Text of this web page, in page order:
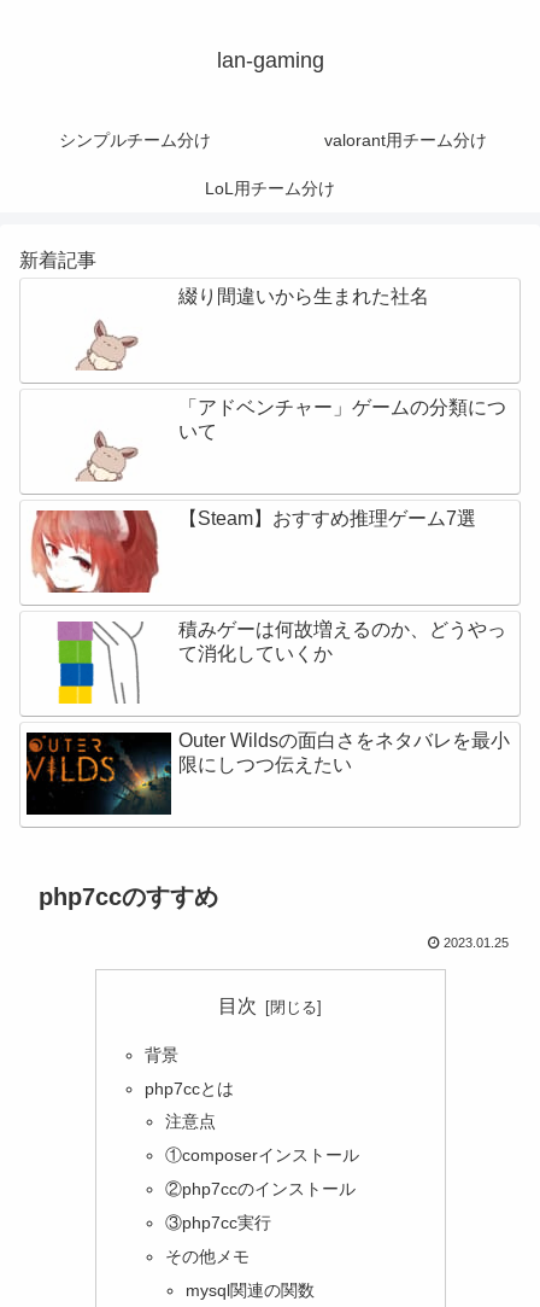
lan-gaming
シンプルチーム分け valorant用チーム分け
LoL用チーム分け
新着記事
綴り間違いから生まれた社名
「アドベンチャー」ゲームの分類につ
いて
【Steam】おすすめ推理ゲーム7選
積みゲーは何故増えるのか、どうやっ
て消化していくか
Outer Wildsの面白さをネタバレを最小
限にしつつ伝えたい
php7ccのすすめ
2023.01.25
目次
背景
php7ccとは
注意点
①composerインストール
②php7ccのインストール
③php7cc実行
その他メモ
mysql関連の関数